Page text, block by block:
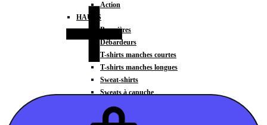
Action
HAUTS
Brassières
Débardeurs
T-shirts manches courtes
T-shirts manches longues
Sweat-shirts
Sweats à capuche
Sweats à capuche zippé
Vestes